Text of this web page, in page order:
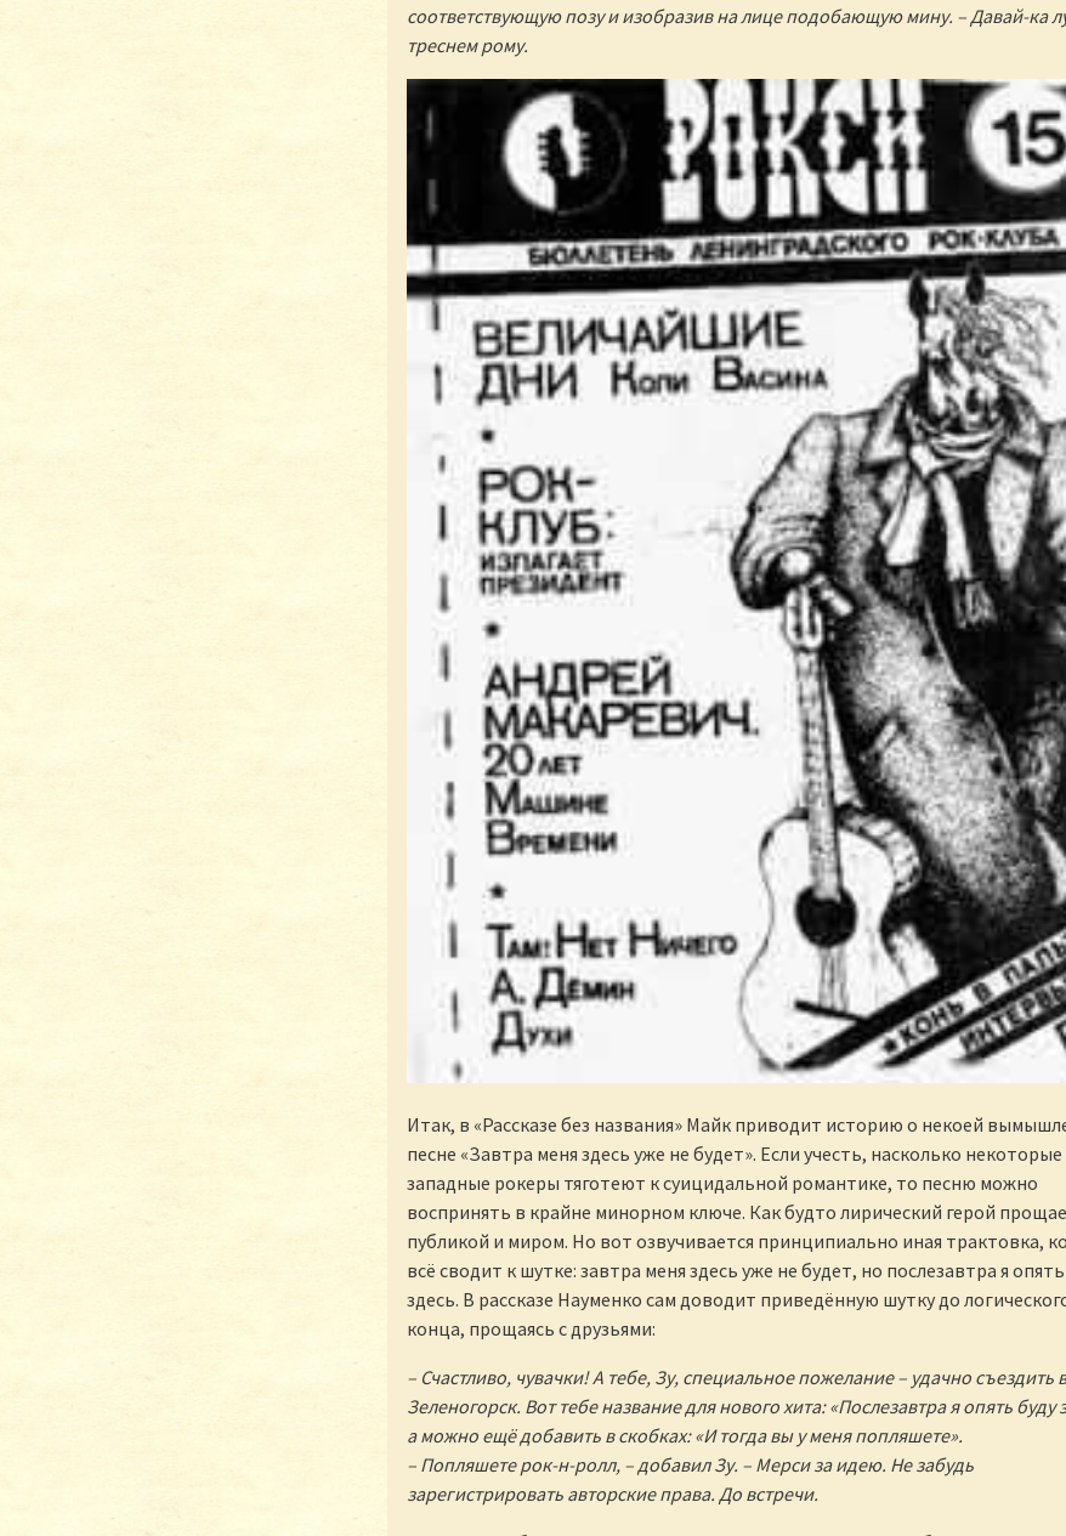
соответствующую позу и изобразив на лице подобающую мину. – Давай-ка
треснем рому.
Итак, в «Рассказе без названия» Майк приводит историю о некоей
песне «Завтра меня здесь уже не будет». Если учесть, насколько некоторые
западные рокеры тяготеют к суицидальной романтике, то песню можно
воспринять в крайне минорном ключе. Как будто лирический герой
публикой и миром. Но вот озвучивается принципиально иная трактовка,
всё сводит к шутке: завтра меня здесь уже не будет, но послезавтра я
здесь. В рассказе Науменко сам доводит приведённую шутку до
конца, прощаясь с друзьями:
– Счастливо, чувачки! А тебе, Зу, специальное пожелание – удачно съездить в
Зеленогорск. Вот тебе название для нового хита: «Послезавтра я опять буду
а можно ещё добавить в скобках: «И тогда вы у меня попляшете».
– Попляшете рок-н-ролл, – добавил Зу. – Мерси за идею. Не забудь
зарегистрировать авторские права. До встречи.